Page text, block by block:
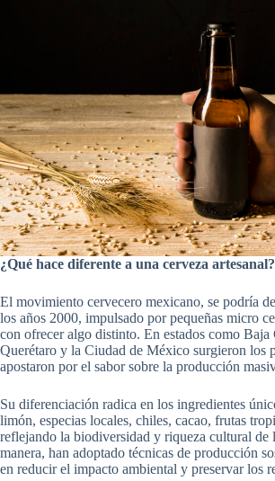
¿Qué hace diferente a una cerveza artesanal?
El movimiento cervecero mexicano, se podría
los años 2000, impulsado por pequeñas micro
con ofrecer algo distinto. En estados como
Querétaro y la Ciudad de México surgieron los
apostaron por el sabor sobre la producción
Su diferenciación radica en los ingredientes
limón, especias locales, chiles, cacao, frutas
reflejando la biodiversidad y riqueza cultural de
manera, han adoptado técnicas de producción
en reducir el impacto ambiental y preservar los